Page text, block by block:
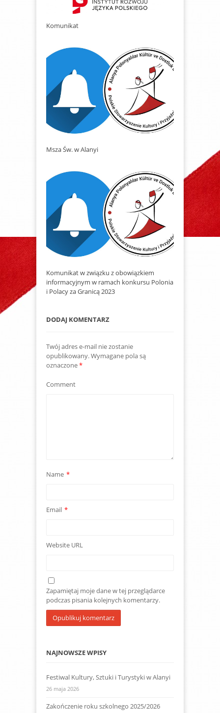
Komunikat
Msza Św. w Alanyi
Komunikat w związku z obowiązkiem
informacyjnym w ramach konkursu Polonia
i Polacy za Granicą 2023
DODAJ KOMENTARZ
Twój adres e-mail nie zostanie
opublikowany.Wymagane pola są
oznaczone*
Comment
Name *
Email *
Website URL
Zapamiętaj moje dane w tej przeglądarce
podczas pisania kolejnych komentarzy.
NAJNOWSZE WPISY
Festiwal Kultury, Sztuki i Turystyki w Alanyi
26 maja 2026
Zakończenie roku szkolnego 2025/2026